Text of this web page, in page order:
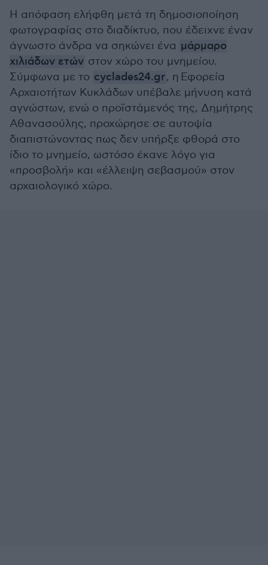
Η απόφαση ελήφθη μετά τη δημοσιοποίηση
φωτογραφίας στο διαδίκτυο, που έδειχνε έναν
άγνωστο άνδρα να σηκώνει ένα μάρμαρο
χιλιάδων ετών στον χώρο του μνημείου.
Σύμφωνα με το cyclades24.gr, η Εφορεία
Αρχαιοτήτων Κυκλάδων υπέβαλε μήνυση κατά
αγνώστων, ενώ ο προϊστάμενός της, Δημήτρης
Αθανασούλης, προχώρησε σε αυτοψία
διαπιστώνοντας πως δεν υπήρξε φθορά στο
ίδιο το μνημείο, ωστόσο έκανε λόγο για
«προσβολή» και «έλλειψη σεβασμού» στον
αρχαιολογικό χώρο.